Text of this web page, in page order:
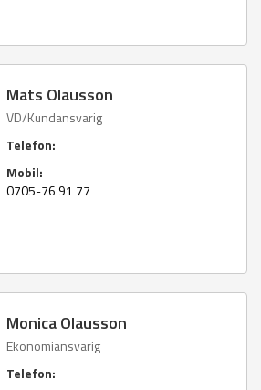
Mats Olausson
VD/Kundansvarig
Telefon:
Mobil:
0705-76 91 77
Monica Olausson
Ekonomiansvarig
Telefon: